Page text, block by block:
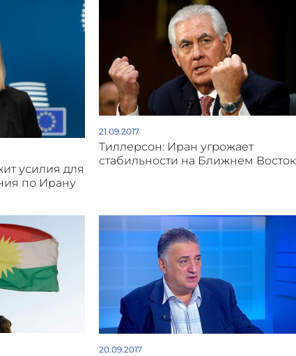
усилия для
по Ирану
21.09.2017
Тиллерсон: Иран угрожает
стабильности на Ближнем
20.09.2017